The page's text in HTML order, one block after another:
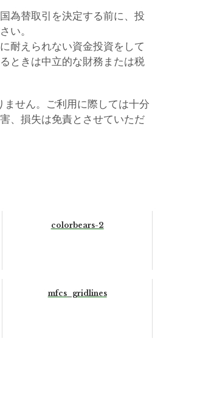
為替取引を決定する前に、投
い。
耐えられない資金投資をして
ときは中立的な財務または税
せん。ご利用に際しては十分
、損失は免責とさせていただ
colorbears-2
mfcs_gridlines